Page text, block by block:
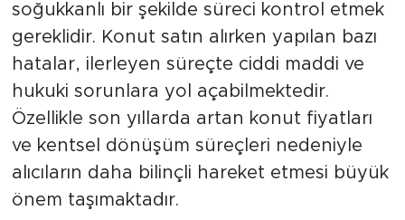
soğukkanlı bir şekilde süreci kontrol etmek
gereklidir. Konut satın alırken yapılan bazı
hatalar, ilerleyen süreçte ciddi maddi ve
hukuki sorunlara yol açabilmektedir.
Özellikle son yıllarda artan konut fiyatları
ve kentsel dönüşüm süreçleri nedeniyle
alıcıların daha bilinçli hareket etmesi büyük
önem taşımaktadır.